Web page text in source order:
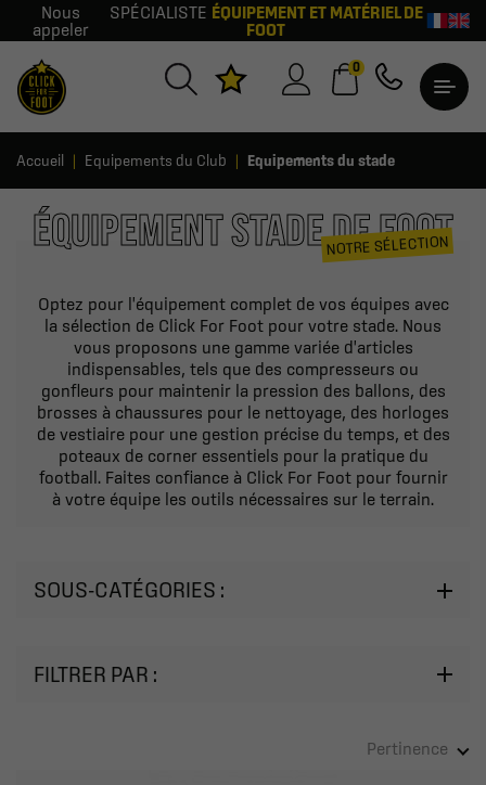
Nous
appeler
SPÉCIALISTE ÉQUIPEMENT ET MATÉRIEL DE
FOOT
0
Accueil Equipements du Club Equipements du stade
ÉQUIPEMENT STADE DE FOOT
NOTRE SÉLECTION
Optez pour l'équipement complet de vos équipes avec
la sélection de Click For Foot pour votre stade. Nous
vous proposons une gamme variée d'articles
indispensables, tels que des compresseurs ou
gonfleurs pour maintenir la pression des ballons, des
brosses à chaussures pour le nettoyage, des horloges
de vestiaire pour une gestion précise du temps, et des
poteaux de corner essentiels pour la pratique du
football. Faites confiance à Click For Foot pour fournir
à votre équipe les outils nécessaires sur le terrain.
SOUS-CATÉGORIES :
FILTRER PAR :
Pertinence